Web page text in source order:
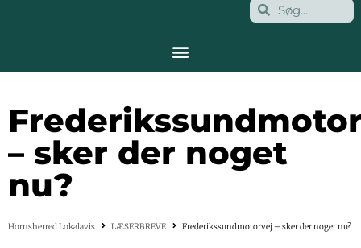
– sker der noget
nu?
Hornsherred Lokalavis LÆSERBREVE Frederikssundmotorvej – sker der noget nu?